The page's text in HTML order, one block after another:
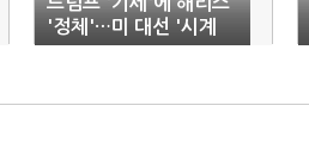
'정체'…미 대선 '시계
제로'